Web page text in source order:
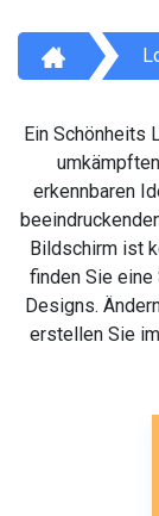
Ein Schönheits
erkennbaren
Bildschirm ist
finden Sie
Designs.
erstellen Sie